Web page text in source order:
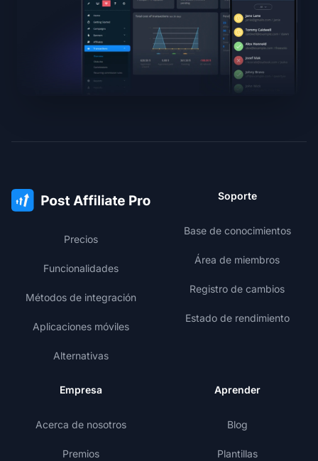
Precios
Funcionalidades
Métodos de integración
Aplicaciones móviles
Alternativas
Soporte
Base de conocimientos
Área de miembros
Registro de cambios
Estado de rendimiento
Empresa
Acerca de nosotros
Premios
Aprender
Blog
Plantillas